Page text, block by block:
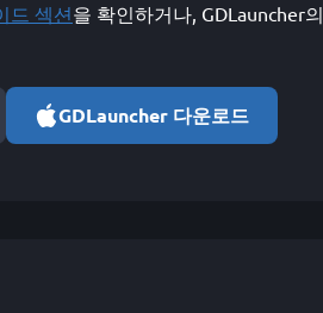
드 섹션을 확인하거나, GDLauncher의
GDLauncher 다운로드